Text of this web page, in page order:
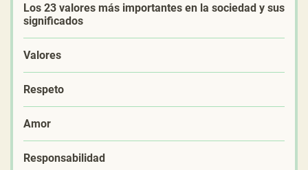
Los 23 valores más importantes en la sociedad y sus
significados
Valores
Respeto
Amor
Responsabilidad